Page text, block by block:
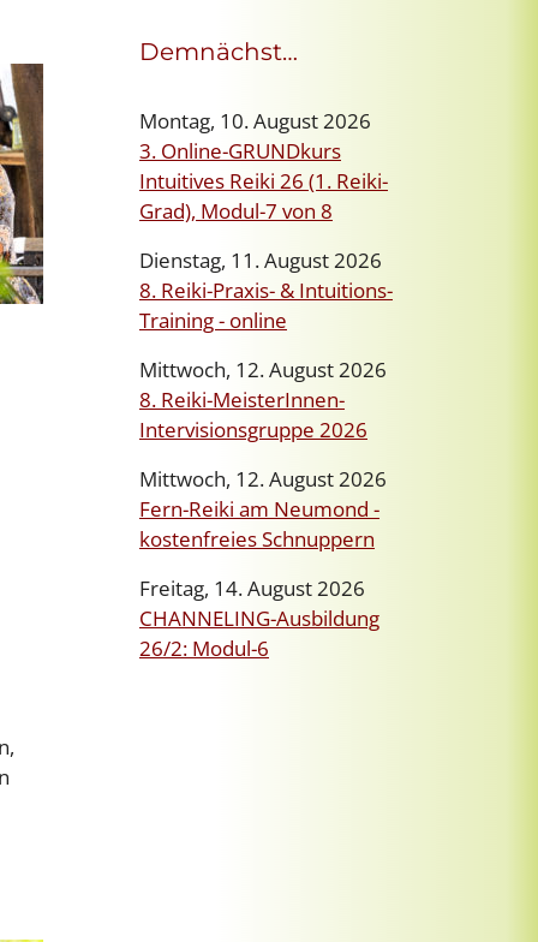
Demnächst…
Montag, 10. August 2026
3. Online-GRUNDkurs
Intuitives Reiki 26 (1. Reiki-
Grad), Modul-7 von 8
Dienstag, 11. August 2026
8. Reiki-Praxis- & Intuitions-
Training - online
Mittwoch, 12. August 2026
8. Reiki-MeisterInnen-
Intervisionsgruppe 2026
Mittwoch, 12. August 2026
Fern-Reiki am Neumond -
kostenfreies Schnuppern
Freitag, 14. August 2026
CHANNELING-Ausbildung
26/2: Modul-6